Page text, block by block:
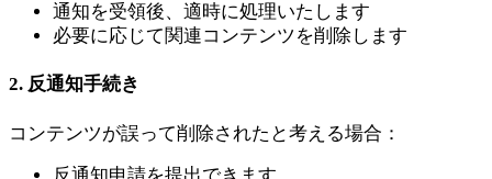
通知を受領後、適時に処理いたします
必要に応じて関連コンテンツを削除します
2. 反通知手続き
コンテンツが誤って削除されたと考える場合：